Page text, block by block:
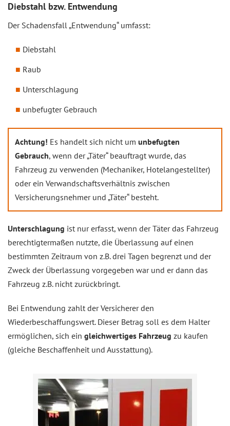
Diebstahl bzw. Entwendung
Der Schadensfall „Entwendung“ umfasst:
Diebstahl
Raub
Unterschlagung
unbefugter Gebrauch
Achtung! Es handelt sich nicht um unbefugten
Gebrauch, wenn der „Täter“ beauftragt wurde, das
Fahrzeug zu verwenden (Mechaniker, Hotelangestellter)
oder ein Verwandschaftsverhältnis zwischen
Versicherungsnehmer und „Täter“ besteht.
Unterschlagung ist nur erfasst, wenn der Täter das Fahrzeug
berechtigtermaßen nutzte, die Überlassung auf einen
bestimmten Zeitraum von z.B. drei Tagen begrenzt und der
Zweck der Überlassung vorgegeben war und er dann das
Fahrzeug z.B. nicht zurückbringt.
Bei Entwendung zahlt der Versicherer den
Wiederbeschaffungswert. Dieser Betrag soll es dem Halter
ermöglichen, sich ein gleichwertiges Fahrzeug zu kaufen
(gleiche Beschaffenheit und Ausstattung).